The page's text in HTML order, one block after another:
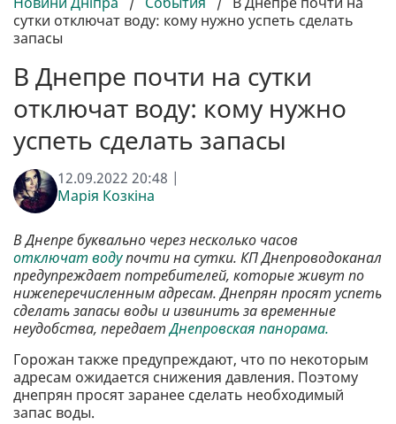
сутки отключат воду: кому нужно успеть сделать
запасы
В Днепре почти на сутки
отключат воду: кому нужно
успеть сделать запасы
12.09.2022 20:48 |
Марія Козкіна
В Днепре буквально через несколько часов
отключат водупочти на сутки. КП Днепроводоканал
предупреждает потребителей, которые живут по
нижеперечисленным адресам. Днепрян просят успеть
сделать запасы воды и извинить за временные
неудобства, передаетДнепровская панорама.
Горожан также предупреждают, что по некоторым
адресам ожидается снижения давления. Поэтому
днепрян просят заранее сделать необходимый
запас воды.